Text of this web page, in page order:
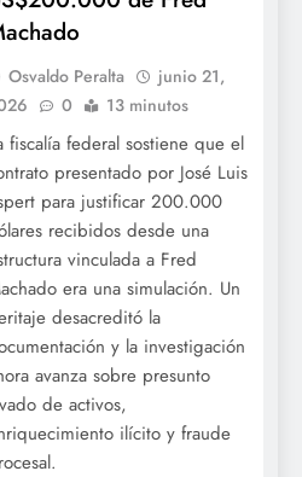
Osvaldo Peralta
junio 21,
0 13 minutos
fiscalía federal sostiene que el
presentado por José Luis
para justificar 200.000
recibidos desde una
vinculada a Fred
era una simulación. Un
desacreditó la
y la investigación
avanza sobre presunto
de activos,
ilícito y fraude